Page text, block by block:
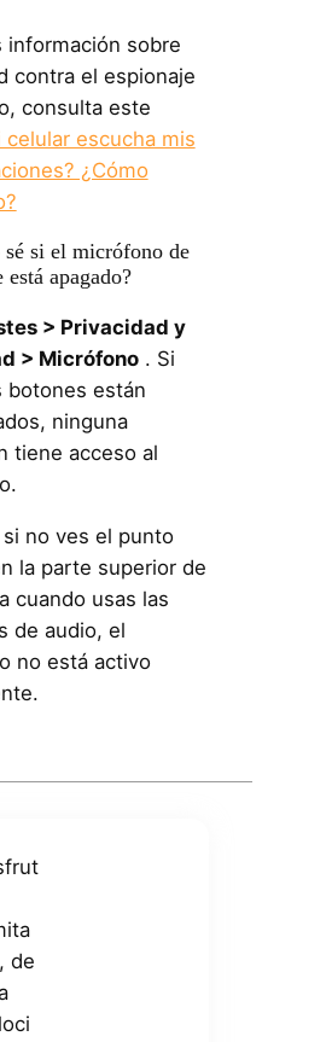
información sobre
contra el espionaje
consulta este
celular escucha mis
¿Cómo
sé si el micrófono de
apagado?
> Privacidad y
> Micrófono. Si
botones están
ninguna
tiene acceso al
no ves el punto
la parte superior de
cuando usas las
de audio, el
no está activo
de